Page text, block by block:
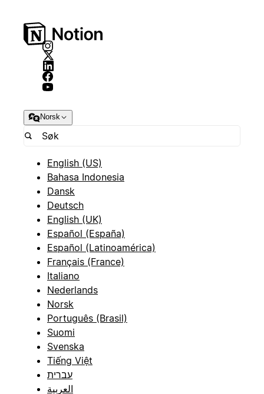
Norsk
English (US)
Bahasa Indonesia
Dansk
Deutsch
English (UK)
Español (España)
Español (Latinoamérica)
Français (France)
Italiano
Nederlands
Norsk
Português (Brasil)
Suomi
Svenska
Tiếng Việt
עברית
العربية